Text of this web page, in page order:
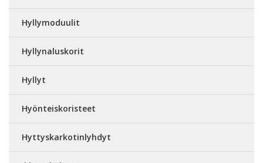
Hyllymoduulit
Hyllynaluskorit
Hyllyt
Hyönteiskoristeet
Hyttyskarkotinlyhdyt